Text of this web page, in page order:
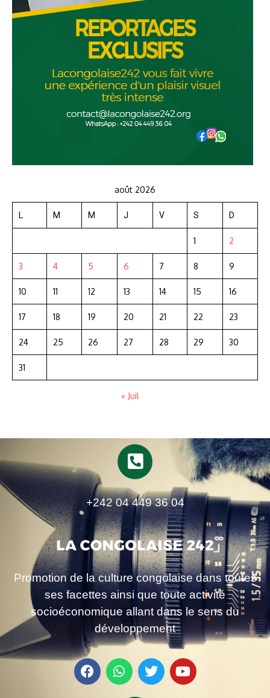
août 2026
L M M J V S D
1 2
3 4 5 6 7 8 9
10 11 12 13 14 15 16
17 18 19 20 21 22 23
24 25 26 27 28 29 30
31
« Juil
+242 04 449 36 04
Promotion de la culture congolaise dans toutes
ses facettes ainsi que toute activité
socioéconomique allant dans le sens du
développement